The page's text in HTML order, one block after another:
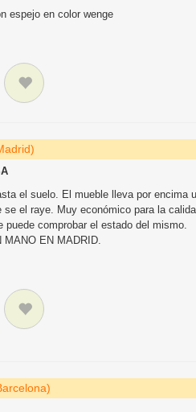
espejo en color wenge
el suelo. El mueble lleva por encima
se el raye. Muy económico para la
puede comprobar el estado del mismo.
MANO EN MADRID.